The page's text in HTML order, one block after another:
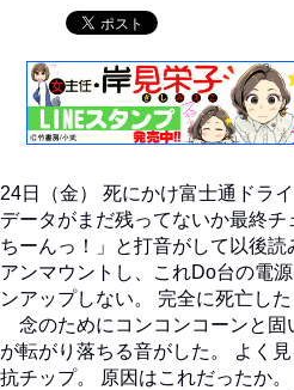
24日（金） 死にかけ富士通ドラ
データがまだ残ってないか最終チ
ちーんっ！」と打音がして以後
アンマウントし、これDo台の電
ンアップしない。 完全に死亡した
念のためにコンコンコーンと固
が転がり落ちる音がした。 よく
抗チップ。 原因はこれだったか